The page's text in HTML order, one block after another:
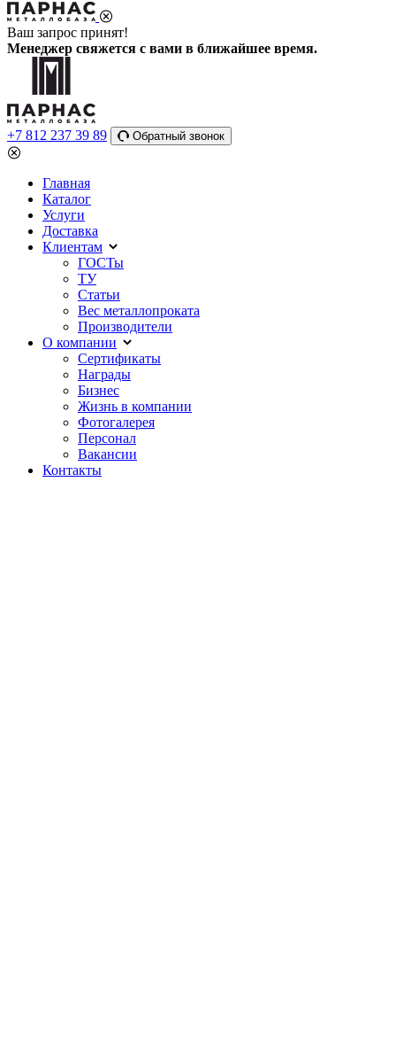
Ваш запрос принят!
Менеджер свяжется с вами в ближайшее время.
+7 812 237 39 89 Обратный звонок
Главная
Каталог
Услуги
Доставка
Клиентам
ГОСТы
ТУ
Статьи
Вес металлопроката
Производители
О компании
Сертификаты
Награды
Бизнес
Жизнь в компании
Фотогалерея
Персонал
Вакансии
Контакты